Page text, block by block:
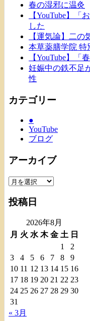
春の湿邪に温灸
【YouTube】「
した
【運気論】二の
本草薬膳学院 特
【YouTube】「
妊娠中の鉄不足
性
カテゴリー
●
YouTube
ブログ
アーカイブ
ア
カ
投稿日
2026年8月
月 火 水 木 金 土 日
1
2
3
4 5 6 7 8
9
10 11 12 13 14 15 16
17 18 19 20 21 22 23
24 25 26 27 28 29 30
31
« 3月